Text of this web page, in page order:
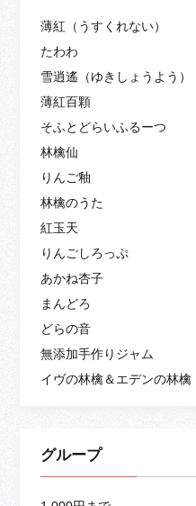
薄紅（うすくれない）
たわわ
雪逍遙（ゆきしょうよう）
薄紅百顆
そふとどらいふるーつ
林檎仙
りんご釉
林檎のうた
紅玉天
りんごしろっぷ
あかね杏子
まんどろ
どらの音
無添加手作りジャム
イヴの林檎＆エデンの林檎
グループ